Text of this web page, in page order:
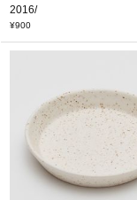
2016/
¥900